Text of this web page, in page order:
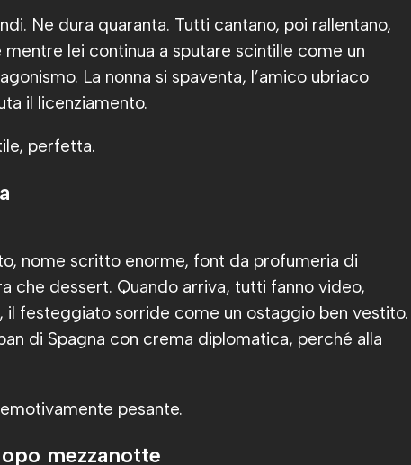
Ne dura quaranta. Tutti cantano, poi rallentano,
mentre lei continua a sputare scintille come un
La nonna si spaventa, l’amico ubriaco
il licenziamento.
perfetta.
nome scritto enorme, font da profumeria di
che dessert. Quando arriva, tutti fanno video,
il festeggiato sorride come un ostaggio ben vestito.
di Spagna con crema diplomatica, perché alla
pesante.
mezzanotte